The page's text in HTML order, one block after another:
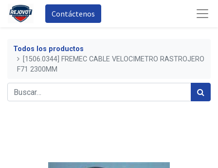
Contáctenos
Todos los productos
[1506.0344] FREMEC CABLE VELOCIMETRO RASTROJERO
F71 2300MM